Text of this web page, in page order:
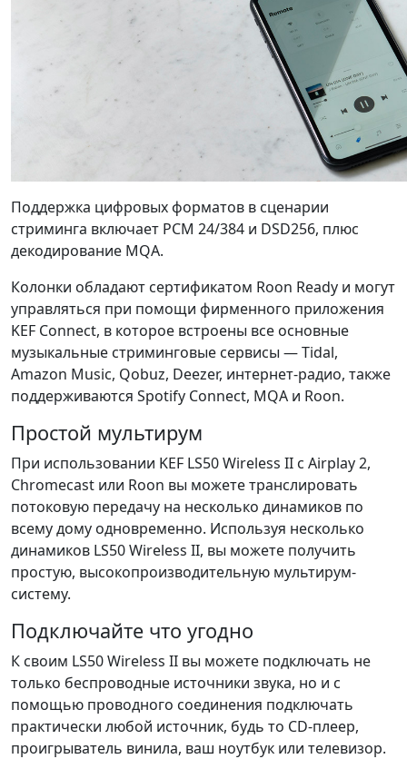
Поддержка цифровых форматов в сценарии
стриминга включает PCM 24/384 и DSD256, плюс
декодирование MQA.
Колонки обладают сертификатом Roon Ready и могут
управляться при помощи фирменного приложения
KEF Connect, в которое встроены все основные
музыкальные стриминговые сервисы — Tidal,
Amazon Music, Qobuz, Deezer, интернет-радио, также
поддерживаются Spotify Connect, MQA и Roon.
Простой мультирум
При использовании KEF LS50 Wireless II с Airplay 2,
Chromecast или Roon вы можете транслировать
потоковую передачу на несколько динамиков по
всему дому одновременно. Используя несколько
динамиков LS50 Wireless II, вы можете получить
простую, высокопроизводительную мультирум-
систему.
Подключайте что угодно
К своим LS50 Wireless II вы можете подключать не
только беспроводные источники звука, но и с
помощью проводного соединения подключать
практически любой источник, будь то CD-плеер,
проигрыватель винила, ваш ноутбук или телевизор.